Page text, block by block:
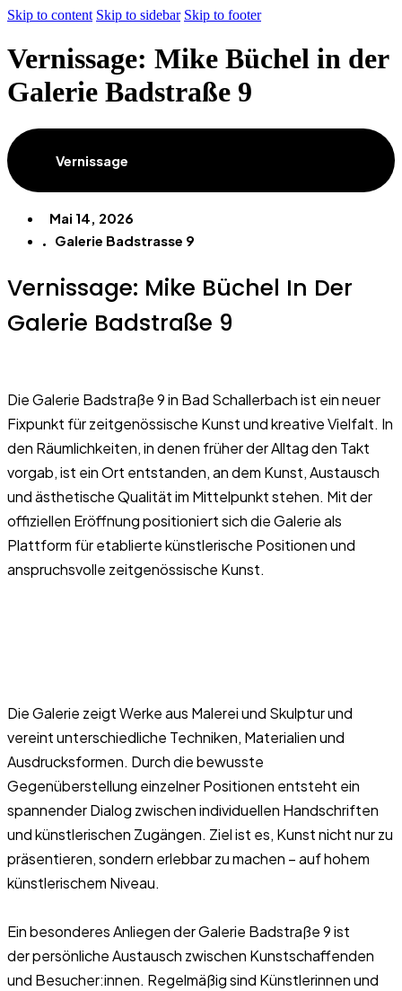
Skip to content Skip to sidebar Skip to footer
Vernissage: Mike Büchel in der
Galerie Badstraße 9
Vernissage
Mai 14, 2026
Galerie Badstrasse 9
Vernissage: Mike Büchel In Der
Galerie Badstraße 9
Die Galerie Badstraße 9 in Bad Schallerbach ist ein neuer
Fixpunkt für zeitgenössische Kunst und kreative Vielfalt. In
den Räumlichkeiten, in denen früher der Alltag den Takt
vorgab, ist ein Ort entstanden, an dem Kunst, Austausch
und ästhetische Qualität im Mittelpunkt stehen. Mit der
offiziellen Eröffnung positioniert sich die Galerie als
Plattform für etablierte künstlerische Positionen und
anspruchsvolle zeitgenössische Kunst.
Die Galerie zeigt Werke aus Malerei und Skulptur und
vereint unterschiedliche Techniken, Materialien und
Ausdrucksformen. Durch die bewusste
Gegenüberstellung einzelner Positionen entsteht ein
spannender Dialog zwischen individuellen Handschriften
und künstlerischen Zugängen. Ziel ist es, Kunst nicht nur zu
präsentieren, sondern erlebbar zu machen – auf hohem
künstlerischem Niveau.
Ein besonderes Anliegen der Galerie Badstraße 9 ist
der persönliche Austausch zwischen Kunstschaffenden
und Besucher:innen. Regelmäßig sind Künstlerinnen und